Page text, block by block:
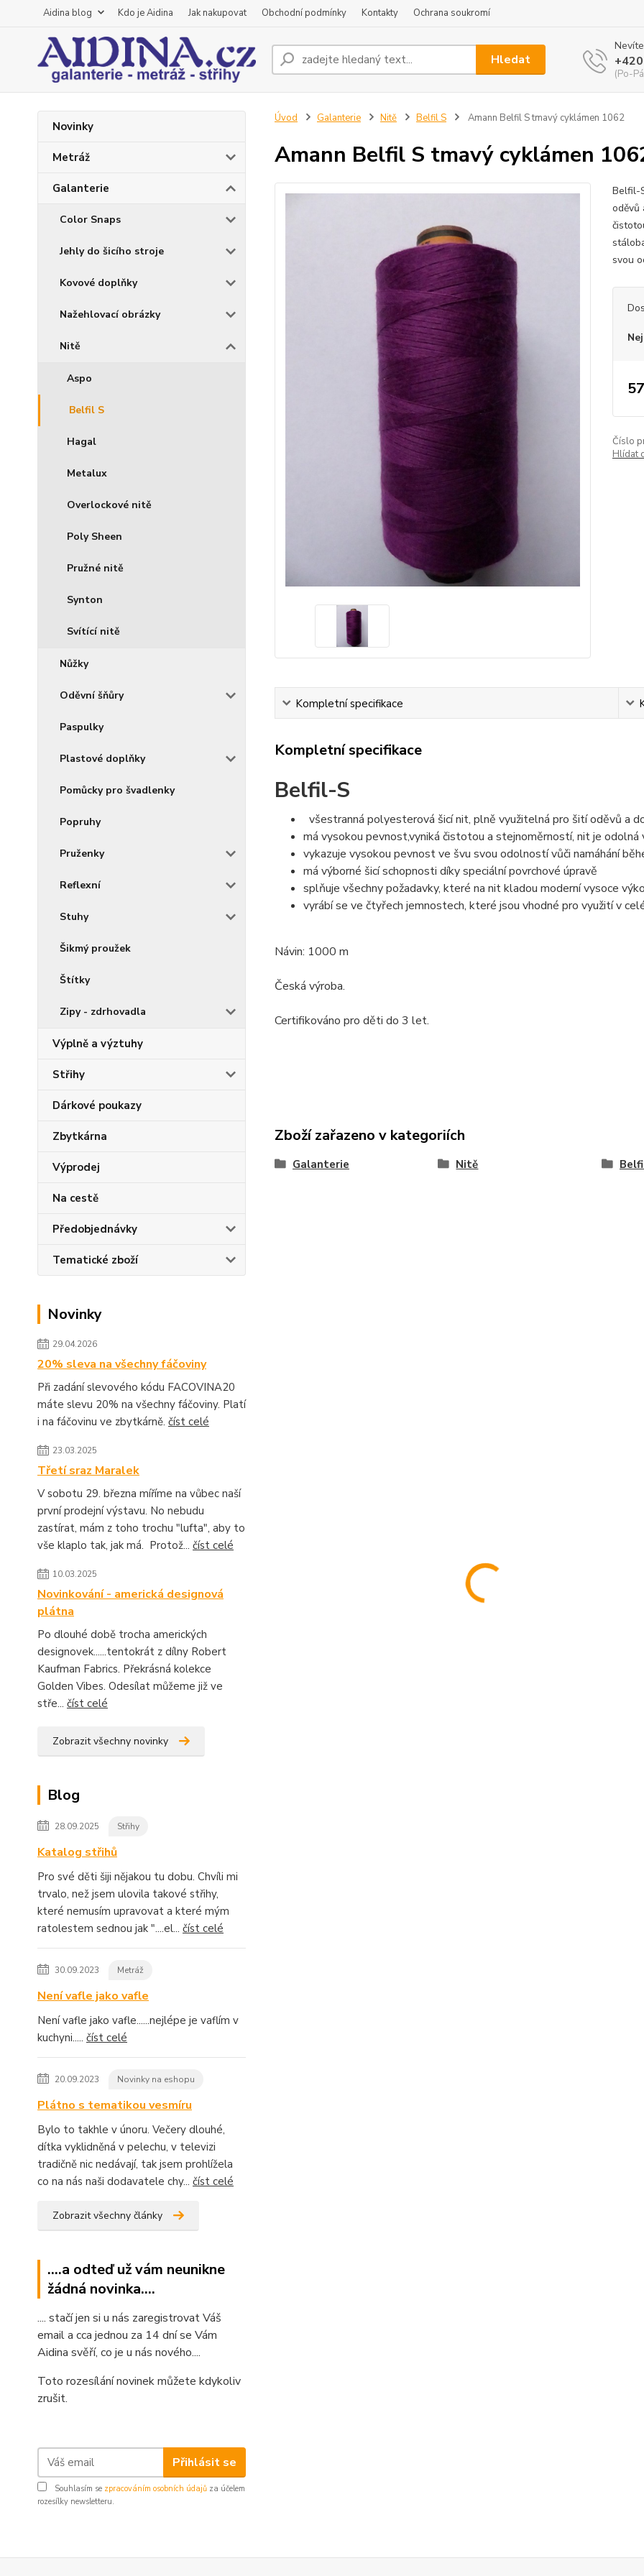
Aidina blog Kdo je Aidina Jak nakupovat Obchodní podmínky Kontakty Ochrana soukromí
Hledat
(Po-
Novinky
Metráž
Galanterie
Color Snaps
Jehly do šicího stroje
Kovové doplňky
Nažehlovací obrázky
Nitě
Aspo
Belfil S
Hagal
Metalux
Overlockové nitě
Poly Sheen
Pružné nitě
Synton
Svítící nitě
Nůžky
Oděvní šňůry
Paspulky
Plastové doplňky
Pomůcky pro švadlenky
Popruhy
Pruženky
Reflexní
Stuhy
Šikmý proužek
Štítky
Zipy - zdrhovadla
Výplně a výztuhy
Střihy
Dárkové poukazy
Zbytkárna
Výprodej
Na cestě
Předobjednávky
Tematické zboží
Novinky
29.04.2026
20% sleva na všechny fáčoviny
Při zadání slevového kódu FACOVINA20
máte slevu 20% na všechny fáčoviny. Platí
i na fáčovinu ve zbytkárně. číst celé
23.03.2025
Třetí sraz Maralek
V sobotu 29. března míříme na vůbec naší
první prodejní výstavu. No nebudu
zastírat, mám z toho trochu "lufta", aby to
vše klaplo tak, jak má. Protož... číst celé
10.03.2025
Novinkování - americká designová
plátna
Po dlouhé době trocha amerických
designovek......tentokrát z dílny Robert
Kaufman Fabrics. Překrásná kolekce
Golden Vibes. Odesílat můžeme již ve
stře... číst celé
Zobrazit všechny novinky
Blog
28.09.2025 Střihy
Katalog střihů
Pro své děti šiji nějakou tu dobu. Chvíli mi
trvalo, než jsem ulovila takové střihy,
které nemusím upravovat a které mým
ratolestem sednou jak "....el... číst celé
30.09.2023 Metráž
Není vafle jako vafle
Není vafle jako vafle......nejlépe je vaflím v
kuchyni..... číst celé
20.09.2023 Novinky na eshopu
Plátno s tematikou vesmíru
Bylo to takhle v únoru. Večery dlouhé,
dítka vyklidněná v pelechu, v televizi
tradičně nic nedávají, tak jsem prohlížela
co na nás naši dodavatele chy... číst celé
Zobrazit všechny články
....a odteď už vám neunikne
žádná novinka....
.... stačí jen si u nás zaregistrovat Váš
email a cca jednou za 14 dní se Vám
Aidina svěří, co je u nás nového....
Toto rozesílání novinek můžete kdykoliv
zrušit.
Přihlásit se
Souhlasím se zpracováním osobních údajů za účelem
rozesílky newsletteru.
Úvod Galanterie Nitě Belfil S Amann Belfil S tmavý cyklámen 1062
Amann Belfil S tmavý cyklámen
Belfil-
oděvů
svou
Číslo
Hlídat
Kompletní specifikace
Kompletní specifikace
Belfil-S
všestranná polyesterová šicí nit, plně využitelná pro šití oděvů a
má vysokou pevnost,vyniká čistotou a stejnoměrností, nit je
vykazuje vysokou pevnost ve švu svou odolností vůči namáhání
má výborné šicí schopnosti díky speciální povrchové úpravě
splňuje všechny požadavky, které na nit kladou moderní vysoce
vyrábí se ve čtyřech jemnostech, které jsou vhodné pro využití v
Návin: 1000 m
Česká výroba.
Certifikováno pro děti do 3 let.
Zboží zařazeno v kategoriích
Galanterie Nitě